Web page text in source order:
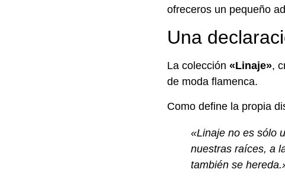
ofreceros un pequeño
Una
La colección «Linaje»,
de moda flamenca.
Como define la propia
«Linaje no es sólo
nuestras raíces, a
también se